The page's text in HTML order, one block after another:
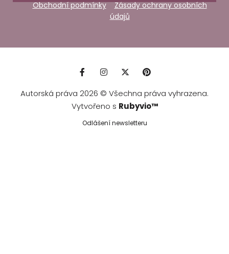
Obchodní podmínky
Zásady ochrany osobních
údajů
Autorská práva 2026 © Všechna práva vyhrazena.
Vytvořeno s Rubyvio™
Odlášení newsletteru